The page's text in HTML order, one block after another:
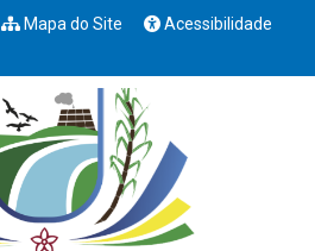
Mapa do Site
Acessibilidade